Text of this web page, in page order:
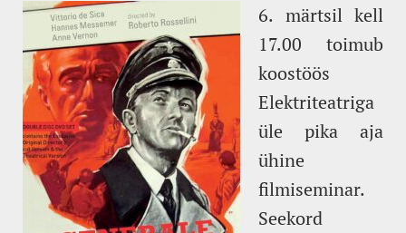
6. märtsil kell
17.00 toimub
koostöös
Elektriteatriga
üle pika aja
ühine
filmiseminar.
Seekord